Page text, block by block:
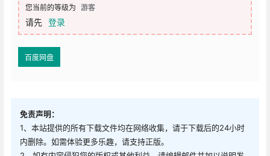
您当前的等级为 游客
请先 登录
百度网盘
免责声明：
1、本站提供的所有下载文件均在网络收集，请于下载后的24小时
内删除。如需体验更多乐趣，请支持正版。